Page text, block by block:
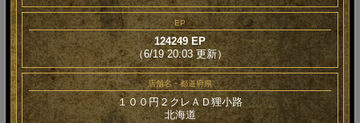
EP
124249 EP
（6/19 20:03 更新）
店舗名・都道府県
１００円２クレＡＤ狸小路
北海道